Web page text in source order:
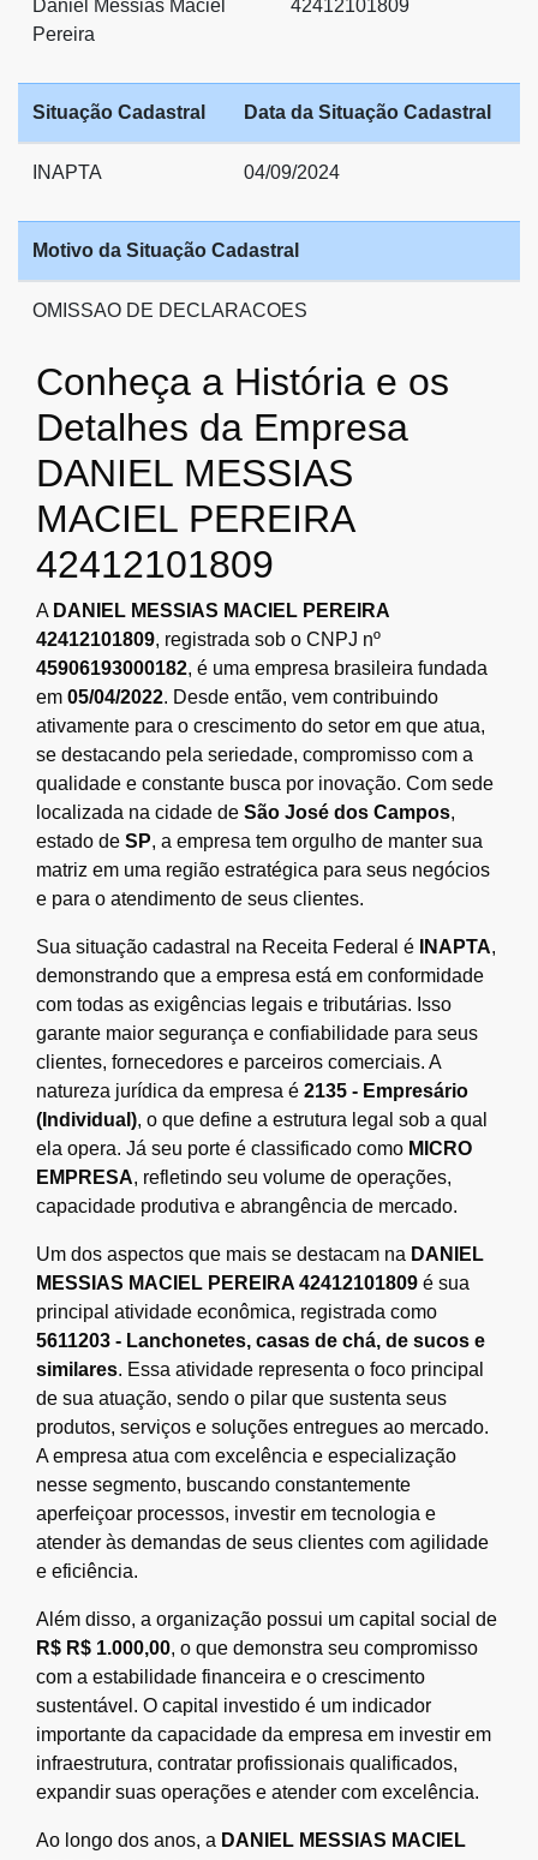
Daniel Messias Maciel
Pereira
42412101809
Situação Cadastral Data da Situação Cadastral
INAPTA 04/09/2024
Motivo da Situação Cadastral
OMISSAO DE DECLARACOES
Conheça a História e os
Detalhes da Empresa
DANIEL MESSIAS
MACIEL PEREIRA
42412101809
A DANIEL MESSIAS MACIEL PEREIRA
42412101809, registrada sob o CNPJ nº
45906193000182, é uma empresa brasileira fundada
em 05/04/2022. Desde então, vem contribuindo
ativamente para o crescimento do setor em que atua,
se destacando pela seriedade, compromisso com a
qualidade e constante busca por inovação. Com sede
localizada na cidade de São José dos Campos,
estado de SP, a empresa tem orgulho de manter sua
matriz em uma região estratégica para seus negócios
e para o atendimento de seus clientes.
Sua situação cadastral na Receita Federal é INAPTA,
demonstrando que a empresa está em conformidade
com todas as exigências legais e tributárias. Isso
garante maior segurança e confiabilidade para seus
clientes, fornecedores e parceiros comerciais. A
natureza jurídica da empresa é 2135 - Empresário
(Individual), o que define a estrutura legal sob a qual
ela opera. Já seu porte é classificado como MICRO
EMPRESA, refletindo seu volume de operações,
capacidade produtiva e abrangência de mercado.
Um dos aspectos que mais se destacam na DANIEL
MESSIAS MACIEL PEREIRA 42412101809 é sua
principal atividade econômica, registrada como
5611203 - Lanchonetes, casas de chá, de sucos e
similares. Essa atividade representa o foco principal
de sua atuação, sendo o pilar que sustenta seus
produtos, serviços e soluções entregues ao mercado.
A empresa atua com excelência e especialização
nesse segmento, buscando constantemente
aperfeiçoar processos, investir em tecnologia e
atender às demandas de seus clientes com agilidade
e eficiência.
Além disso, a organização possui um capital social de
R$ R$ 1.000,00, o que demonstra seu compromisso
com a estabilidade financeira e o crescimento
sustentável. O capital investido é um indicador
importante da capacidade da empresa em investir em
infraestrutura, contratar profissionais qualificados,
expandir suas operações e atender com excelência.
Ao longo dos anos, a DANIEL MESSIAS MACIEL